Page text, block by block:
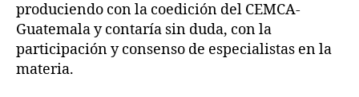
produciendo con la coedición del CEMCA-
Guatemala y contaría sin duda, con la
participación y consenso de especialistas en la
materia.